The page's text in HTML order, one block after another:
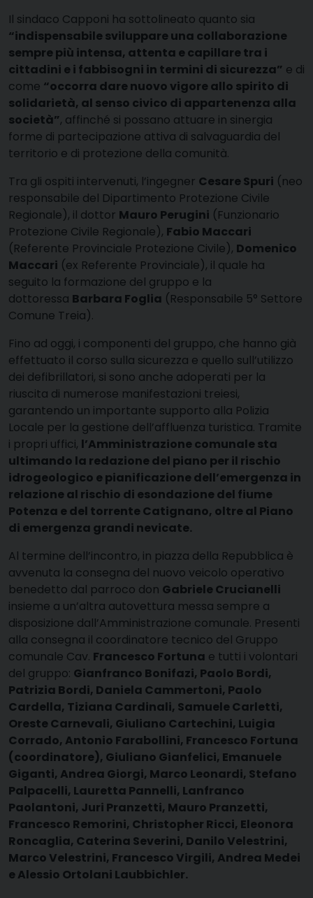
Il sindaco Capponi ha sottolineato quanto sia
“indispensabile sviluppare una collaborazione
sempre più intensa, attenta e capillare tra i
cittadini e i fabbisogni in termini di sicurezza” e di
come “occorra dare nuovo vigore allo spirito di
solidarietà, al senso civico di appartenenza alla
società”, affinché si possano attuare in sinergia
forme di partecipazione attiva di salvaguardia del
territorio e di protezione della comunità.
Tra gli ospiti intervenuti, l’ingegner Cesare Spuri (neo
responsabile del Dipartimento Protezione Civile
Regionale), il dottor Mauro Perugini (Funzionario
Protezione Civile Regionale), Fabio Maccari
(Referente Provinciale Protezione Civile), Domenico
Maccari (ex Referente Provinciale), il quale ha
seguito la formazione del gruppo e la
dottoressa Barbara Foglia (Responsabile 5° Settore
Comune Treia).
Fino ad oggi, i componenti del gruppo, che hanno già
effettuato il corso sulla sicurezza e quello sull’utilizzo
dei defibrillatori, si sono anche adoperati per la
riuscita di numerose manifestazioni treiesi,
garantendo un importante supporto alla Polizia
Locale per la gestione dell’affluenza turistica. Tramite
i propri uffici, l’Amministrazione comunale sta
ultimando la redazione del piano per il rischio
idrogeologico e pianificazione dell’emergenza in
relazione al rischio di esondazione del fiume
Potenza e del torrente Catignano, oltre al Piano
di emergenza grandi nevicate.
Al termine dell’incontro, in piazza della Repubblica è
avvenuta la consegna del nuovo veicolo operativo
benedetto dal parroco don Gabriele Crucianelli
insieme a un’altra autovettura messa sempre a
disposizione dall’Amministrazione comunale. Presenti
alla consegna il coordinatore tecnico del Gruppo
comunale Cav. Francesco Fortuna e tutti i volontari
del gruppo: Gianfranco Bonifazi, Paolo Bordi,
Patrizia Bordi, Daniela Cammertoni, Paolo
Cardella, Tiziana Cardinali, Samuele Carletti,
Oreste Carnevali, Giuliano Cartechini, Luigia
Corrado, Antonio Farabollini, Francesco Fortuna
(coordinatore), Giuliano Gianfelici, Emanuele
Giganti, Andrea Giorgi, Marco Leonardi, Stefano
Palpacelli, Lauretta Pannelli, Lanfranco
Paolantoni, Juri Pranzetti, Mauro Pranzetti,
Francesco Remorini, Christopher Ricci, Eleonora
Roncaglia, Caterina Severini, Danilo Velestrini,
Marco Velestrini, Francesco Virgili, Andrea Medei
e Alessio Ortolani Laubbichler.